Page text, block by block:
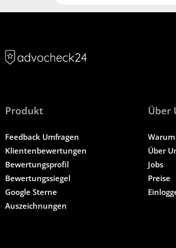
Produkt
Feedback Umfragen
Klientenbewertungen
Bewertungsprofil
Bewertungssiegel
Google Sterne
Auszeichnungen
Über
Über
Jobs
Preise